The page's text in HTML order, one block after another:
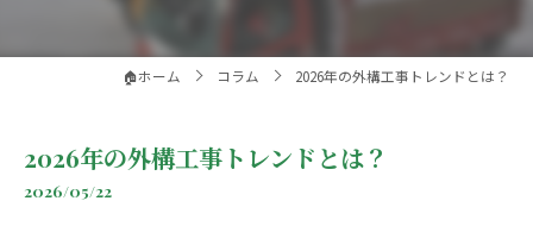
🏠️ホーム コラム 2026年の外構工事トレンドとは？
2026年の外構工事トレンドとは？
2026/05/22